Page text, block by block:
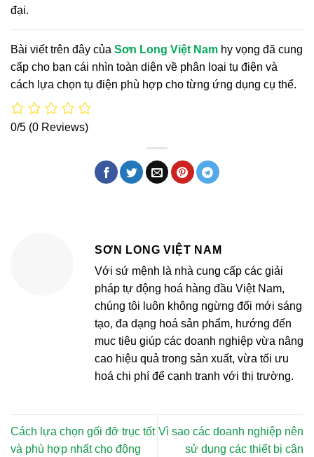
đại.
Bài viết trên đây của Sơn Long Việt Nam hy vọng đã cung
cấp cho bạn cái nhìn toàn diện về phân loại tụ điện và
cách lựa chọn tụ điện phù hợp cho từng ứng dụng cụ thể.
0/5 (0 Reviews)
SƠN LONG VIỆT NAM
Với sứ mệnh là nhà cung cấp các giải
pháp tự động hoá hàng đầu Việt Nam,
chúng tôi luôn không ngừng đổi mới sáng
tạo, đa dạng hoá sản phẩm, hướng đến
mục tiêu giúp các doanh nghiệp vừa nâng
cao hiệu quả trong sản xuất, vừa tối ưu
hoá chi phí để cạnh tranh với thị trường.
Cách lựa chọn gối đỡ trục tốt
và phù hợp nhất cho động
Vì sao các doanh nghiệp nên
sử dụng các thiết bị cân